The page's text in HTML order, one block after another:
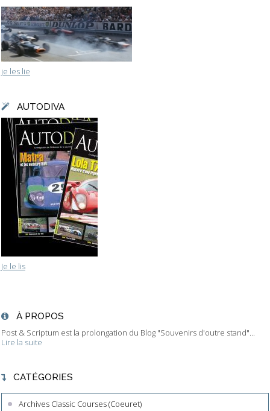
je les lie
AUTODIVA
Je le lis
À PROPOS
Post & Scriptum est la prolongation du Blog "Souvenirs d'outre stand"...
Lire la suite
CATÉGORIES
Archives Classic Courses (Coeuret)